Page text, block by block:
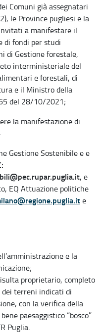
Comuni già assegnatari
le Province pugliesi e la
a manifestare il
di fondi per studi
di Gestione forestale,
interministeriale del
e forestali, di
e il Ministro della
del 28/10/2021;
la manifestazione di
Gestione Sostenibile e e
, e
EQ Attuazione politiche
e
e la
proprietario, completo
terreni indicati di
con la verifica della
paesaggistico “bosco”
Puglia.